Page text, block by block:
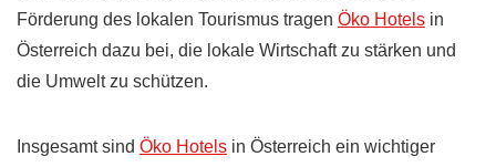
Förderung des lokalen Tourismus tragen Öko Hotels in
Österreich dazu bei, die lokale Wirtschaft zu stärken und
die Umwelt zu schützen.
Insgesamt sind Öko Hotels in Österreich ein wichtiger